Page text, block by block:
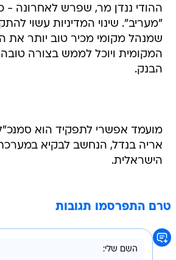
ההודי ננדן מר, שפרש לאחרונה -
"מעריב". שינוי המדיניות עשוי
שמנהל מקומי מכיר טוב יותר את
המקומית ויוכל לממש בצורה טובה
הבנק.
מועמד אפשרי לתפקיד הוא
אריה בנדל, הנחשב לבקיא
הישראלית.
טרם התפרסמו תגובות